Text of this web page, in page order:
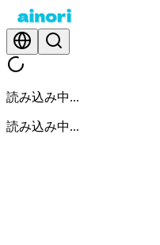
読み込み中...
読み込み中...